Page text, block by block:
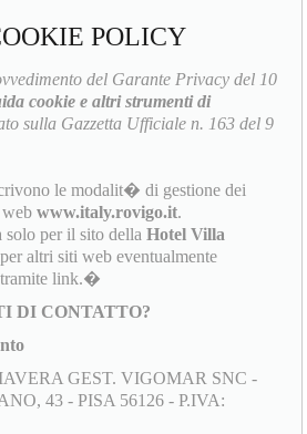
POLICY
del Garante Privacy del 10
cookie e altri strumenti di
sulla Gazzetta Ufficiale n. 163 del 9
le modalit� di gestione dei
webwww.italy.rovigo.it.
per il sito dellaHotel Villa
altri siti web eventualmente
link.�
DI CONTATTO?
GEST. VIGOMAR SNC -
43 - PISA 56126 - P.IVA: